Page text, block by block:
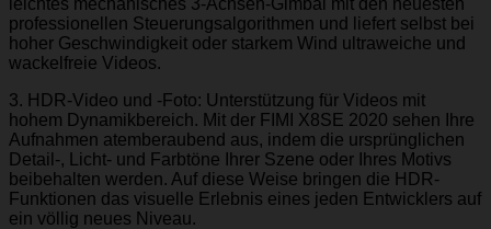
professionellen Steuerungsalgorithmen und liefert selbst bei
hoher Geschwindigkeit oder starkem Wind ultraweiche und
wackelfreie Videos.
3. HDR-Video und -Foto: Unterstützung für Videos mit
hohem Dynamikbereich. Mit der FIMI X8SE 2020 sehen Ihre
Aufnahmen atemberaubend aus, indem die ursprünglichen
Detail-, Licht- und Farbtöne Ihrer Szene oder Ihres Motivs
beibehalten werden. Auf diese Weise bringen die HDR-
Funktionen das visuelle Erlebnis eines jeden Entwicklers auf
ein völlig neues Niveau.